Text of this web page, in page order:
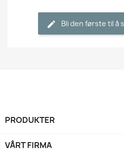
Bli den første til å
PRODUKTER
VÅRT FIRMA